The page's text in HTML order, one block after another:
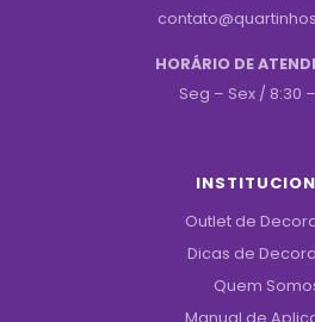
HORÁRIO DE
Seg – Sex / 8:30 –
Outlet de
Dicas de
Quem
Manual de